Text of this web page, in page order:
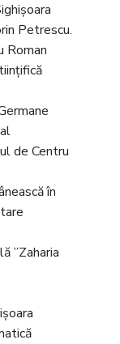
Petrescu.
Roman
de Centru
în
”Zaharia